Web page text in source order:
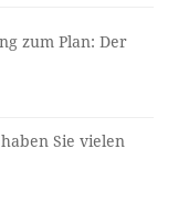
zum Plan: Der
Sie vielen